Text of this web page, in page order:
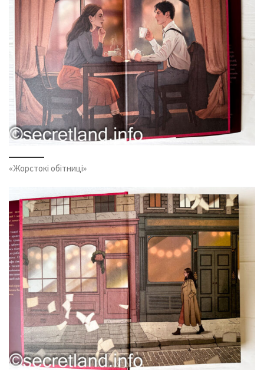
«Жорстокі обітниці»